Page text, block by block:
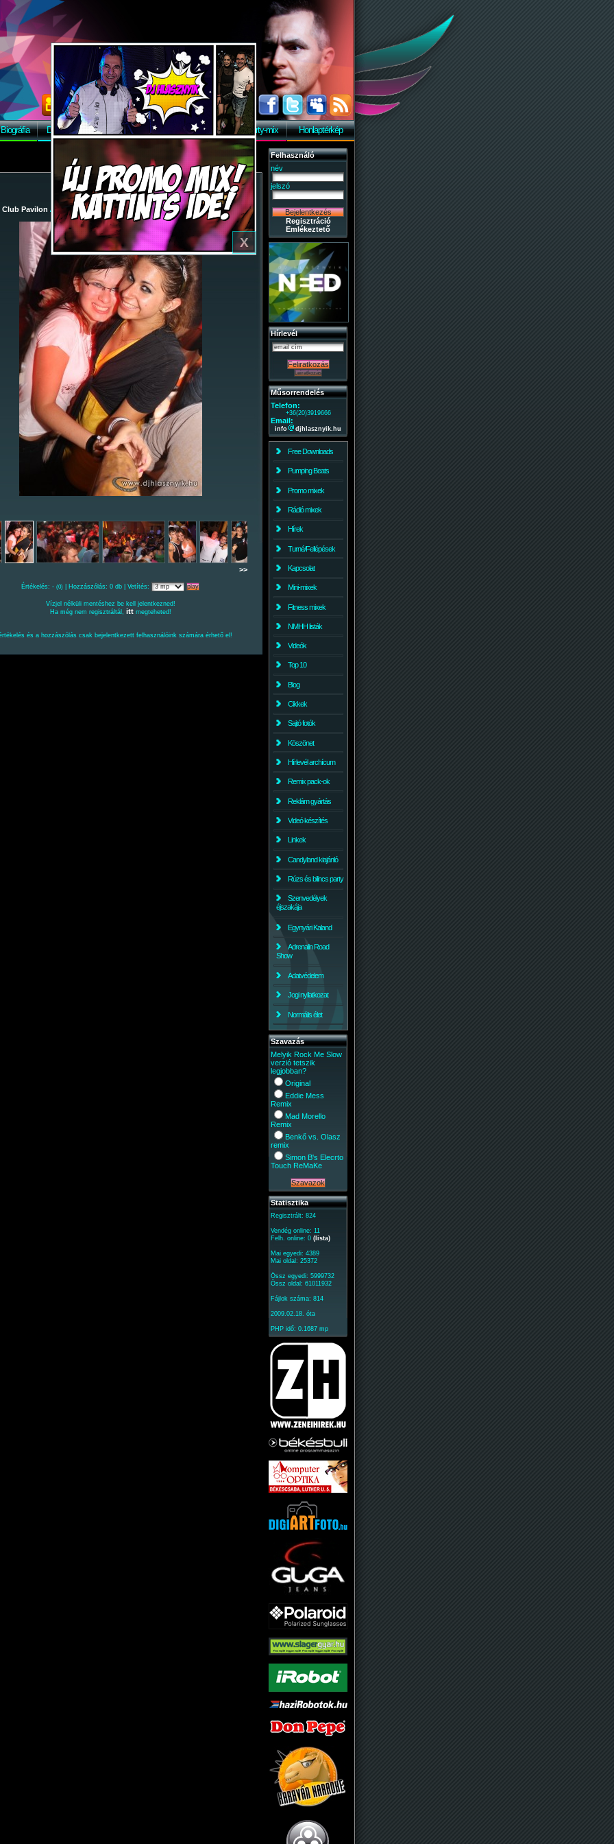
X
Biográfia Discográfia Képek Letöltés Vendégkönyv Party-mix Honlaptérkép
Club Pavilon / 2009-08-29 - Party-mix Night Tour 2009./ 58
>>
Értékelés: - (0) | Hozzászólás: 0 db | Vetítés:
Vízjel nélküli mentéshez be kell jelentkezned!
Ha még nem regisztráltál, ittmegteheted!
és a hozzászólás csak bejelentkezett felhasználóink számára érhető el!
Felhasználó
név
jelszó
Regisztráció
Emlékeztető
Hírlevél
Műsorrendelés
Telefon:
+36(20)3919666
Email:
info djhlasznyik.hu
Free Downloads
Pumping Beats
Promo mixek
Rádió mixek
Hírek
Turné/Fellépések
Kapcsolat
Mini-mixek
Fitness mixek
NMHH listák
Videók
Top 10
Blog
Cikkek
Sajtó fotók
Köszönet
Hírlevél archícum
Remix pack-ok
Reklám gyártás
Videó készítés
Linkek
Candyland kiajánló
Rúzs és bilincs party
Szenvedélyek
éjszakája
Egynyári Kaland
Adrenalin Road
Show
Adatvédelem
Jogi nyilatkozat
Normális élet
Szavazás
Melyik Rock Me Slow
verzió tetszik
legjobban?
Original
Eddie Mess
Remix
Mad Morello
Remix
Benkő vs. Olasz
remix
Simon B's Elecrto
Touch ReMaKe
Statisztika
Regisztrált: 824
Vendég online: 11
Felh. online: 0 (lista)
Mai egyedi: 4389
Mai oldal: 25372
Össz egyedi: 5999732
Össz oldal: 61011932
Fájlok száma: 814
2009.02.18. óta
PHP idő: 0.1687 mp